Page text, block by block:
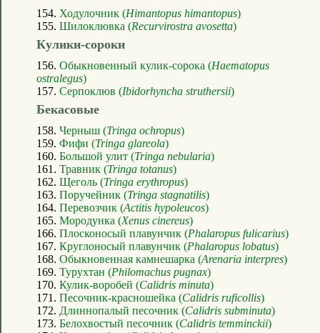
154. Ходулочник (Himantopus himantopus)
155. Шилоклювка (Recurvirostra avosetta)
Кулики-сороки
156. Обыкновенный кулик-сорока (Haematopus
ostralegus)
157. Серпоклюв (Ibidorhyncha struthersii)
Бекасовые
158. Черныш (Tringa ochropus)
159. Фифи (Tringa glareola)
160. Большой улит (Tringa nebularia)
161. Травник (Tringa totanus)
162. Щеголь (Tringa erythropus)
163. Поручейник (Tringa stagnatilis)
164. Перевозчик (Actitis hypoleucos)
165. Мородунка (Xenus cinereus)
166. Плосконосый плавунчик (Phalaropus fulicarius)
167. Круглоносый плавунчик (Phalaropus lobatus)
168. Обыкновенная камнешарка (Arenaria interpres)
169. Турухтан (Philomachus pugnax)
170. Кулик-воробей (Calidris minuta)
171. Песочник-красношейка (Calidris ruficollis)
172. Длиннопалый песочник (Calidris subminuta)
173. Белохвостый песочник (Calidris temminckii)